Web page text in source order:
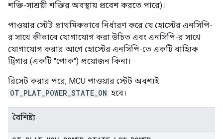
শক্তি-সাশ্রয়ী শক্তির অবস্থায় প্রবেশ করতে পারে)।
পাওয়ার স্টেট প্রাথমিকভাবে নির্ধারণ করে যে হোস্টের এনসিপি-
র সাথে কীভাবে যোগাযোগ করা উচিত এবং এনসিপি-র সাথে
যোগাযোগ করার আগে হোস্টের এনসিপি-তে একটি বাহ্যিক
ট্রিগার (একটি "পোক") প্রয়োজন কিনা।
রিসেট করার পরে, MCU পাওয়ার স্টেট অবশ্যই
OT_PLAT_POWER_STATE_ON হবে।
বৈশিষ্ট্য